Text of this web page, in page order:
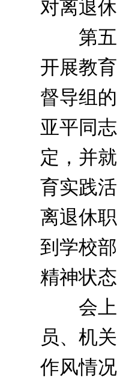
对离退
第五
开展教
督导组
亚平同
定，并
育实践
离退休
到学校
精神状
会上
员、机
作风情